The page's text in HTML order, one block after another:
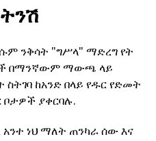
ንቅሳት "ግሥላ" ማድረግ የት
በማንኛውም ማውጫ ላይ
ከአንድ በላይ የዱር የድመት
ቦታዎች ያቀርባሉ.
ነህ ማለት ጠንካራ ሰው እና